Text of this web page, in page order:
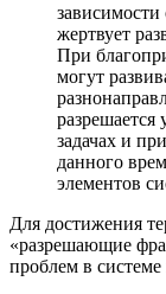
жертвует
При
могут
разрешается
задачах и
данного
элементов
Для достижения
«разрешающие
проблем в системе